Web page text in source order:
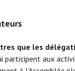
que les
participent aux